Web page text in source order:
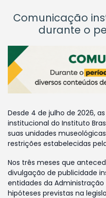
Comunicação
durante o
Desde 4 de julho de 2026,
institucional do Instituto
suas unidades
restrições estabelecidas
Nos três meses que
divulgação de publicidade
entidades da Administração
hipóteses previstas na